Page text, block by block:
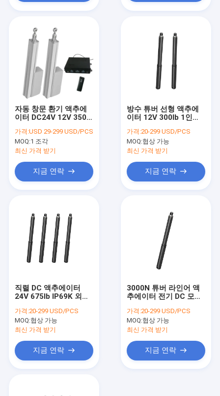
제품
우리에 대하여
공장 여행
뉴스
인용문을 요구하세요
선 작동기 제어기들
전기적 선형 작동기
아주 튼튼하 선형 작동기
관모양 선형 작동기
트럭 주차 감지 센서
트럭 후방 시계 카메라 시스템
자동 창문 환기 액추에
이터 DC24V 12V 3500
가격:USD 29-299 USD/PCS
MOQ:1 조각
최신 가격 받기
지금 연락
방수 튜버 선형 액추에
이터 12V 300lb 1인치
가격:20-299 USD/PCS
MOQ:협상 가능
최신 가격 받기
지금 연락
직렬 DC 액추에이터
24V 675lb IP69K 외부
가격:20-299 USD/PCS
MOQ:협상 가능
최신 가격 받기
지금 연락
3000N 튜버 라인어 액
추에이터 전기 DC 모터
가격:20-299 USD/PCS
MOQ:협상 가능
최신 가격 받기
지금 연락